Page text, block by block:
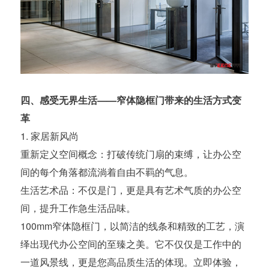
四、感受无界生活——窄体隐框门带来的生活方式变
革
1. 家居新风尚
重新定义空间概念：打破传统门扇的束缚，让办公空
间的每个角落都流淌着自由不羁的气息。
生活艺术品：不仅是门，更是具有艺术气质的办公空
间，提升工作急生活品味。
100mm窄体隐框门，以简洁的线条和精致的工艺，演
绎出现代办公空间的至臻之美。它不仅仅是工作中的
一道风景线，更是您高品质生活的体现。立即体验，